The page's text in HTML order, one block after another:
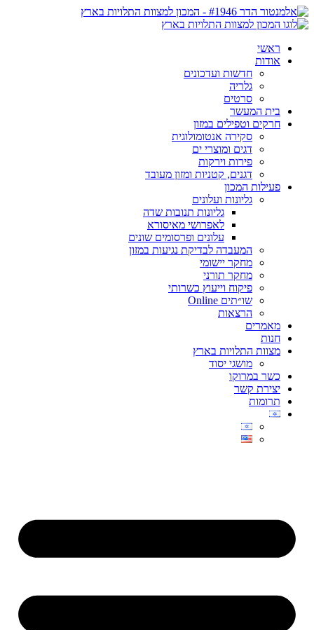
ראשי
אודות
חדשות ועדכונים
גלריה
סרטים
בית המעשר
חרקים וטפילים במזון
סקירה אנטומולוגית
דגים ומוצרי ים
פירות וירקות
דגנים, קטניות ומזון מעובד
פעילות המכון
גליונות ועלונים
גליונות תנובות שדה
לאפרושי מאיסורא
עלונים ופרסומים שונים
המעבדה לבדיקת נגיעות במזון
מחקר יישומי
מחקר תורני
פיקוח וייעוץ כשרותי
שו״תים Online
הרצאות
מאמרים
חנות
מצוות התלויות בארץ
מושגי יסוד
כשר במרוקו
יצירת קשר
תרומות